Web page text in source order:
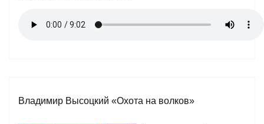
Владимир Высоцкий «Охота на волков»